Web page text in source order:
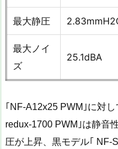
最大静圧
最大ノイ
ズ
25.1dBA
｢NF-A12x25 PWM｣に対
redux-1700 PWM｣は静音
圧が上昇、黒モデル｢ NF-